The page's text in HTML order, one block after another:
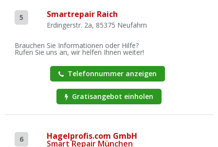
5 Smartrepair Raich
Erdingerstr. 2a, 85375 Neufahrn
Brauchen Sie Informationen oder Hilfe?
Rufen Sie uns an, wir helfen Ihnen weiter!
Telefonnummer anzeigen
Gratisangebot einholen
6 Hagelprofis.com GmbH
Smart Repair München